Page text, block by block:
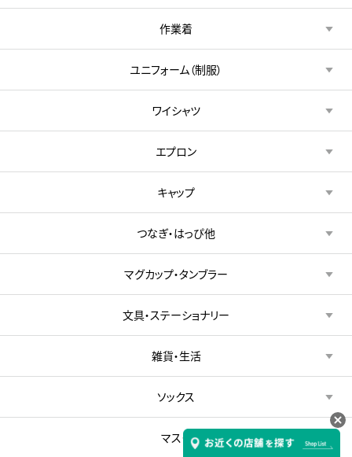
作業着
ユニフォーム（制服）
ワイシャツ
エプロン
キャップ
つなぎ・はっぴ他
マグカップ・タンブラー
文具・ステーショナリー
雑貨・生活
ソックス
マスク